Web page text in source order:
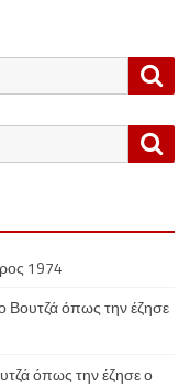
1974
Βουτζά όπως την έζησε
όπως την έζησε ο